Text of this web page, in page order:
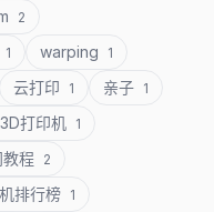
2
1 warping 1
云打印 1 亲子 1
打印机 1
教程 2
排行榜 1